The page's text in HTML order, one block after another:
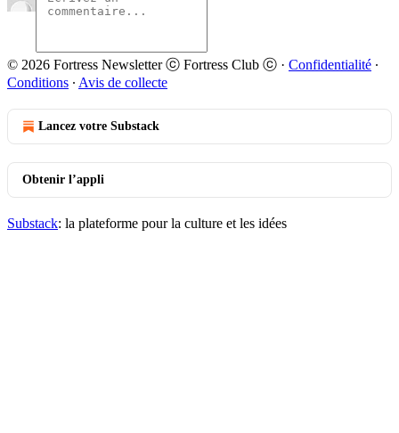
© 2026 Fortress Newsletter ⓒ Fortress Club ⓒ · Confidentialité ∙
Conditions ∙ Avis de collecte
Lancez votre Substack
Obtenir l’appli
Substack: la plateforme pour la culture et les idées